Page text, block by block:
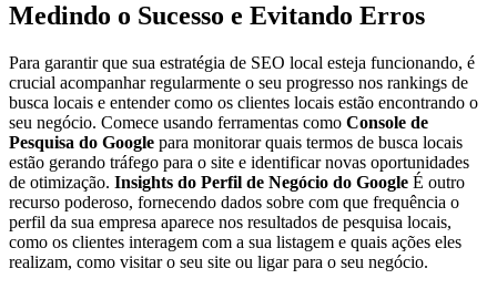
Medindo o Sucesso e Evitando Erros
Para garantir que sua estratégia de SEO local esteja funcionando, é
crucial acompanhar regularmente o seu progresso nos rankings de
busca locais e entender como os clientes locais estão encontrando o
seu negócio. Comece usando ferramentas como Console de
Pesquisa do Google para monitorar quais termos de busca locais
estão gerando tráfego para o site e identificar novas oportunidades
de otimização. Insights do Perfil de Negócio do Google É outro
recurso poderoso, fornecendo dados sobre com que frequência o
perfil da sua empresa aparece nos resultados de pesquisa locais,
como os clientes interagem com a sua listagem e quais ações eles
realizam, como visitar o seu site ou ligar para o seu negócio.